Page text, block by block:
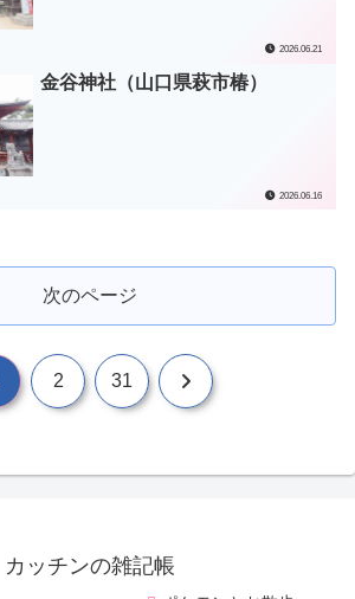
2026.06.21
金谷神社（山口県萩市椿）
2026.06.16
次のページ
2 31 次
カッチンの雑記帳